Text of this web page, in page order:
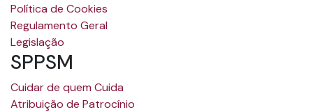
Política de Cookies
Regulamento Geral
Legislação
SPPSM
Cuidar de quem Cuida
Atribuição de Patrocínio